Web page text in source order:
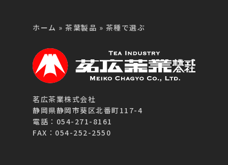
ホーム » 茶葉製品 » 茶種で選ぶ
茗広茶業株式会社
静岡県静岡市葵区北番町117-4
電話：054-271-8161
FAX：054-252-2550